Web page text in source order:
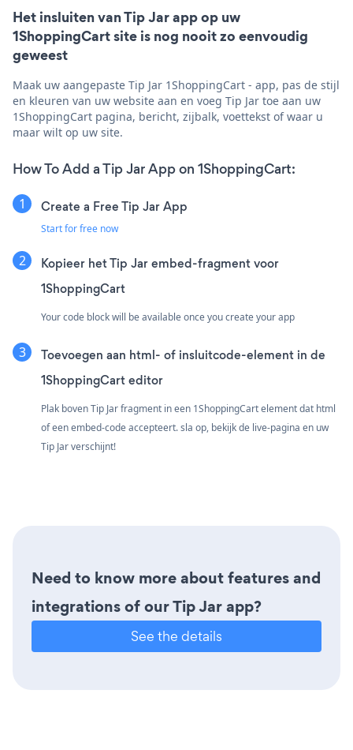
Het insluiten van Tip Jar app op uw
1ShoppingCart site is nog nooit zo eenvoudig
geweest
Maak uw aangepaste Tip Jar 1ShoppingCart - app, pas de stijl
en kleuren van uw website aan en voeg Tip Jar toe aan uw
1ShoppingCart pagina, bericht, zijbalk, voettekst of waar u
maar wilt op uw site.
How To Add a Tip Jar App on 1ShoppingCart:
Create a Free Tip Jar App
Start for free now
Kopieer het Tip Jar embed-fragment voor
1ShoppingCart
Your code block will be available once you create your app
Toevoegen aan html- of insluitcode-element in de
1ShoppingCart editor
Plak boven Tip Jar fragment in een 1ShoppingCart element dat html
of een embed-code accepteert. sla op, bekijk de live-pagina en uw
Tip Jar verschijnt!
Need to know more about features and
integrations of our Tip Jar app?
See the details